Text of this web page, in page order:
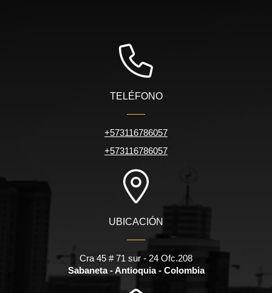
TELÉFONO
+573116786057
+573116786057
UBICACIÓN
Cra 45 # 71 sur - 24 Ofc.208
Sabaneta - Antioquia - Colombia